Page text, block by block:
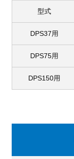
型式
DPS37用
DPS75用
DPS150用